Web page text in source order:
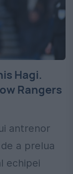
Hagi.
Rangers
antrenor
a prelua
echipei